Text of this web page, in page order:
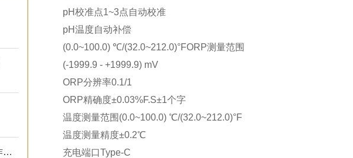
​​方舟BioARK Link-80℃与Smart工作站差异化选择​
pH校准点1~3点自动校准
pH温度自动补偿
(0.0~100.0) ℃/(32.0~212.0)°FORP测量范围
(-1999.9 - +1999.9) mV
ORP分辨率0.1/1
ORP精确度±0.03%F.S±1个字
温度测量范围 (0.0~100.0) ℃/(32.0~212.0)°F
温度测量精度±0.2℃
充电端口Type-C